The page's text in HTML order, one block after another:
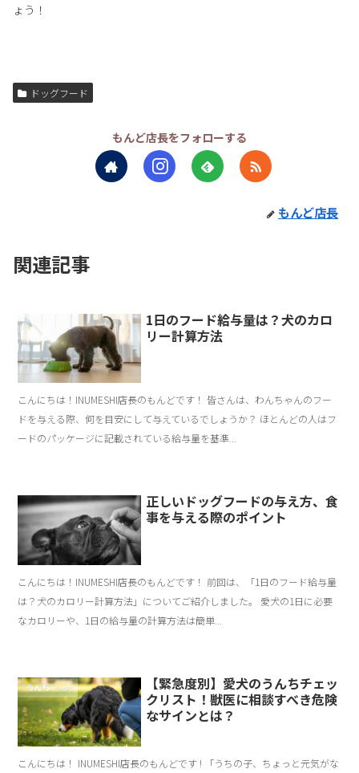
ょう！
ドッグフード
もんど店長をフォローする
もんど店長
関連記事
1日のフード給与量は？犬のカロ
リー計算方法
こんにちは！INUMESHI店長のもんどです！ 皆さんは、わんちゃんのフー
ドを与える際、何を目安にして与えているでしょうか？ ほとんどの人はフ
ードのパッケージに記載されている給与量を基準...
正しいドッグフードの与え方、食
事を与える際のポイント
こんにちは！INUMESHI店長のもんどです！ 前回は、「1日のフード給与量
は？犬のカロリー計算方法」についてご紹介しました。 愛犬の1日に必要
なカロリーや、1日の給与量の計算方法は簡単...
【緊急度別】愛犬のうんちチェッ
クリスト！獣医に相談すべき危険
なサインとは？
こんにちは！ INUMESHI店長のもんどです ! 「うちの子、ちょっと元気がな